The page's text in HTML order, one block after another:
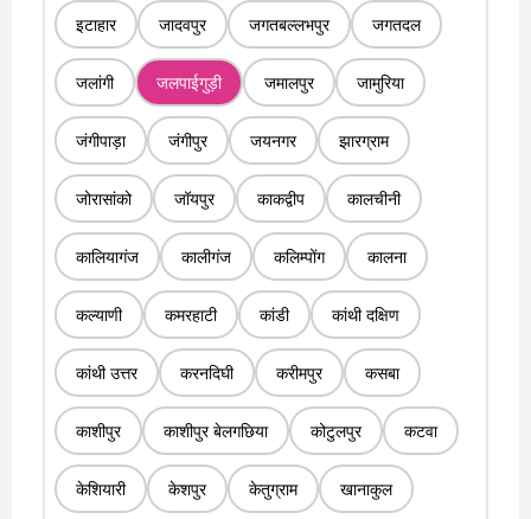
इटाहार जादवपुर जगतबल्लभपुर जगतदल
जलांगी जलपाईगुड़ी जमालपुर जामुरिया
जंगीपाड़ा जंगीपुर जयनगर झारग्राम
जोरासांको जॉयपुर काकद्वीप कालचीनी
कालियागंज कालीगंज कलिम्पोंग कालना
कल्याणी कमरहाटी कांडी कांथी दक्षिण
कांथी उत्तर करनदिघी करीमपुर कसबा
काशीपुर काशीपुर बेलगछिया कोटुलपुर कटवा
केशियारी केशपुर केतुग्राम खानाकुल